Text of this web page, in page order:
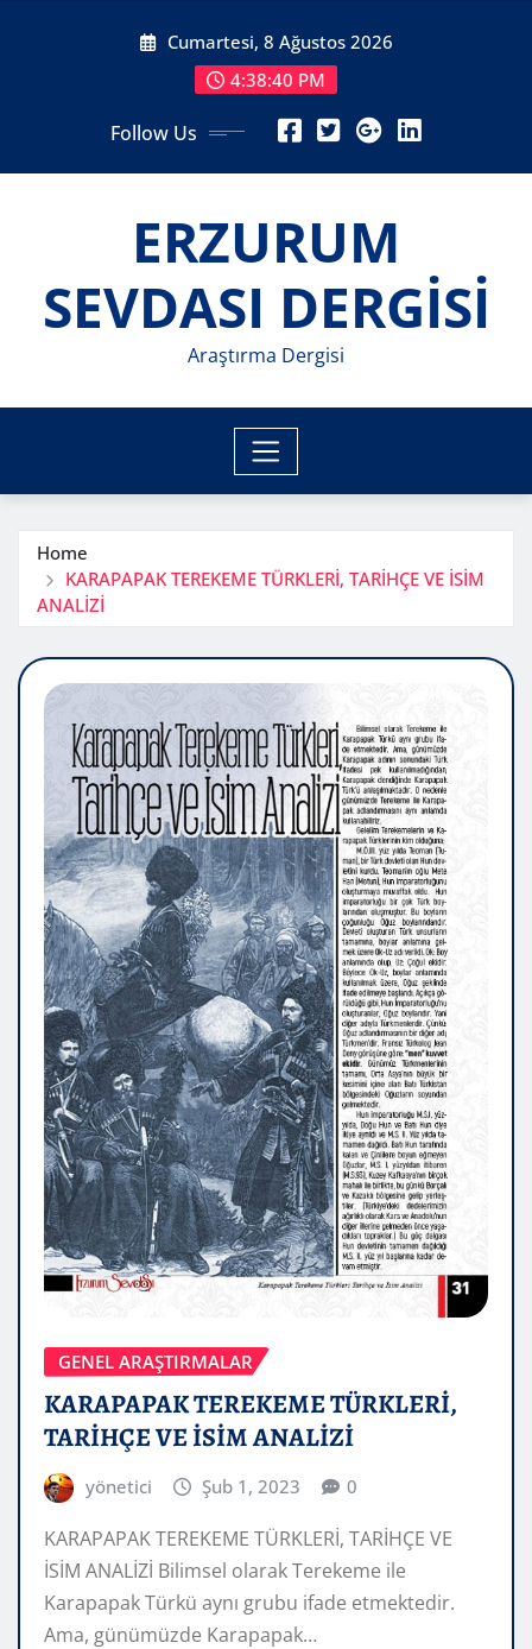
Cumartesi, 8 Ağustos 2026
4:38:41 PM
Follow Us
ERZURUM
SEVDASI DERGİSİ
Araştırma Dergisi
Home
KARAPAPAK TEREKEME TÜRKLERİ, TARİHÇE VE İSİM
ANALİZİ
GENEL ARAŞTIRMALAR
KARAPAPAK TEREKEME TÜRKLERİ,
TARİHÇE VE İSİM ANALİZİ
yönetici Şub 1, 2023 0
KARAPAPAK TEREKEME TÜRKLERİ, TARİHÇE VE
İSİM ANALİZİ Bilimsel olarak Terekeme ile
Karapapak Türkü aynı grubu ifade etmektedir.
Ama, günümüzde Karapapak…